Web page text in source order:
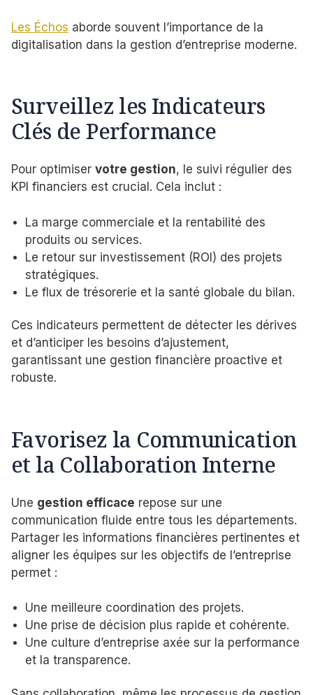
Les Échos aborde souvent l’importance de la
digitalisation dans la gestion d’entreprise moderne.
Surveillez les Indicateurs
Clés de Performance
Pour optimiser votre gestion, le suivi régulier des
KPI financiers est crucial. Cela inclut :
La marge commerciale et la rentabilité des
produits ou services.
Le retour sur investissement (ROI) des projets
stratégiques.
Le flux de trésorerie et la santé globale du bilan.
Ces indicateurs permettent de détecter les dérives
et d’anticiper les besoins d’ajustement,
garantissant une gestion financière proactive et
robuste.
Favorisez la Communication
et la Collaboration Interne
Une gestion efficace repose sur une
communication fluide entre tous les départements.
Partager les informations financières pertinentes et
aligner les équipes sur les objectifs de l’entreprise
permet :
Une meilleure coordination des projets.
Une prise de décision plus rapide et cohérente.
Une culture d’entreprise axée sur la performance
et la transparence.